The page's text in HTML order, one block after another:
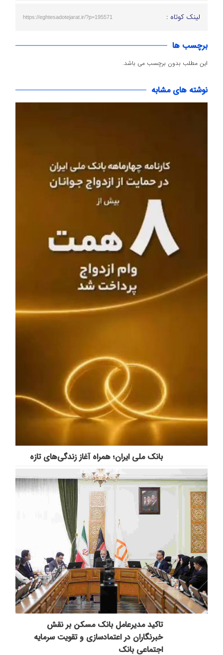
لینک کوتاه : https://eghtesadotejarat.ir/?p=195571
برچسب ها
این مطلب بدون برچسب می باشد.
نوشته های مشابه
بانک ملی ایران؛ همراه آغاز زندگی‌های تازه
تاکید مدیرعامل بانک مسکن بر نقش
خبرنگاران در اعتمادسازی و تقویت سرمایه
اجتماعی بانک